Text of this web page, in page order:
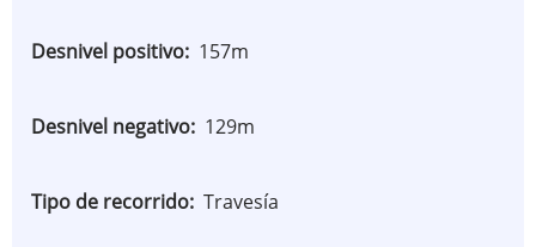
Desnivel positivo 157m
Desnivel negativo 129m
Tipo de recorrido Travesía